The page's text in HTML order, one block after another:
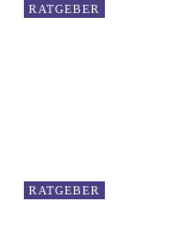
RATGEBER
RATGEBER